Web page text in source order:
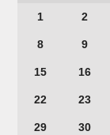
1 2
8 9
15 16
22 23
29 30